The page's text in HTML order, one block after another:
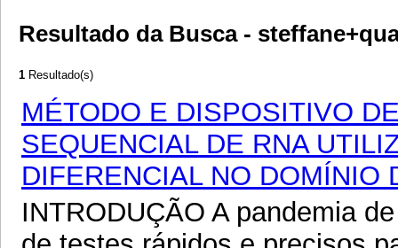
Resultado da Busca -
1 Resultado(s)
MÉTODO E DISPOSITIVO
SEQUENCIAL DE RNA
DIFERENCIAL NO DOMÍNIO
INTRODUÇÃO A pandemia